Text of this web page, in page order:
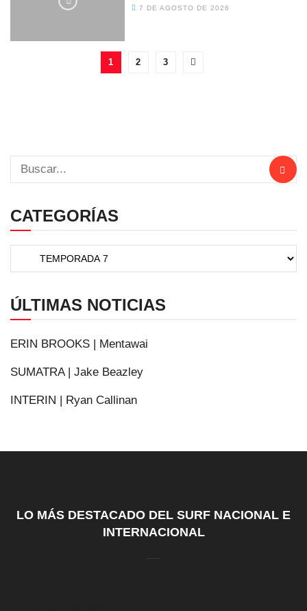
7 DE AGOSTO DE 2026
1 2 3
CATEGORÍAS
ÚLTIMAS NOTICIAS
ERIN BROOKS | Mentawai
SUMATRA | Jake Beazley
INTERIN | Ryan Callinan
LO MÁS DESTACADO DEL SURF NACIONAL E
INTERNACIONAL